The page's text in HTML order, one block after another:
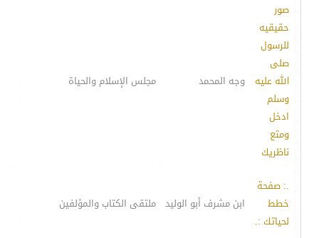
صور
حقيقيه
للرسول
صلى
الله عليه
وسلم
ادخل
ومتع
ناظريك
وجه المحمد مجلس الإسلام والحياة
.: صفحة
خطط
لحياتك :.
ابن مشرف أبو الوليد ملتقى الكتاب والمؤلفين